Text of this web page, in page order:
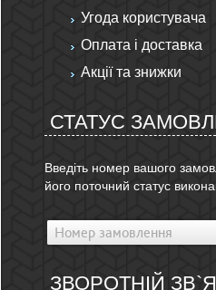
Угода користувача
Оплата і доставка
Акції та знижки
СТАТУС
Введіть номер вашого
його поточний статус
ЗВОРОТНІЙ